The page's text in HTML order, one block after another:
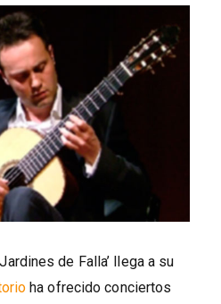
de Falla’ llega a su
ha ofrecido conciertos